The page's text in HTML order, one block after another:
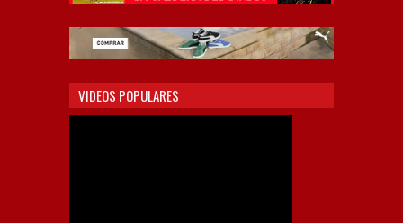
VIDEOS POPULARES